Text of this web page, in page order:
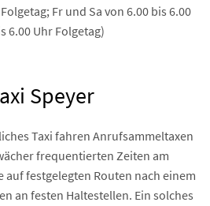
Fr und Sa von 6.00 bis 6.00
6.00 Uhr Folgetag)
Speyer
Taxi fahren Anrufsammeltaxen
frequentierten Zeiten am
auf festgelegten Routen nach einem
an festen Haltestellen. Ein solches